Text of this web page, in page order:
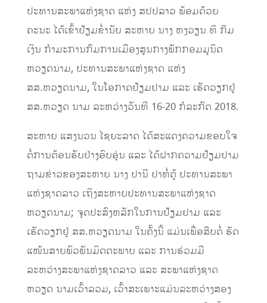
ປະທານສະພາແຫ່ງຊາດ ແຫ່ງ ສປປລາວ ພ້ອມດ້ວຍ
ຄະນະ ໄດ້ເຂົ້າຢ້ຽມຂໍ່ານັບ ສະຫາຍ ນາງ ຫງວຽນ ທິ ກິມ
ເງິນ ກໍາມະການກົມການເມືອງສູນກາງພັກກອມມູນິດ
ຫວຽດນາມ, ປະທານສະພາແຫ່ງຊາດ ແຫ່ງ
ສສ.ຫວຽດນາມ, ໃນໂອກາດຢ້ຽມຢາມ ແລະ ເຮັດວຽກຢູ່
ສສ.ຫວຽດ ນາມ ລະຫວ່າງວັນທີ 16-20 ກໍລະກົດ 2018.
ສະຫາຍ ແສງນວນ ໄຊຍະລາດ ໄດ້ສະ​ແດງ​ຄວາມ​ຂອບ​ໃຈ​
ຕໍ່​ການຕ້ອນ​​ຮັບຢ່າງອົບອຸ່ນ ແລະ ໄດ້ຝາກ​ຄວາມ​ຢ້​ຽມ​ຢາມ​
ຖາມ​ຂ່າວຂອງ​ສະ​ຫາຍ ນາງ ປາ​ນີ ຢາ​ທໍ່​ຕູ້ ປະ​ທານ​ສະ​ພາ​
ແຫ່ງ​ຊາດ​ລາວ ເຖິງ​ສະ​ຫາຍປະ​ທານ​ສະ​ພາ​ແຫ່ງ​ຊາດ​
ຫວຽດ​ນາມ; ຈຸດປະສົງຫລັກໃນການຢ້ຽມຢາມ ແລະ
ເຮັດວຽກຢູ່ ສສ.ຫວຽດນາມ ໃນຄັ້ງນີ້ ແມ່ນເພື່ອສືບຕໍ່ ຮັດ
ແໜ້ນສາຍພົວພັນມິດຕະພາບ ແລະ ການຮ່ວມມື
ລະຫວ່າງສະພາແຫ່ງຊາດລາວ ແລະ ສະພາແຫ່ງຊາດ
ຫວຽດ ນາມເວົ້າລວມ, ເວົ້າສະເພາະແມ່ນລະຫວ່າງສອງ